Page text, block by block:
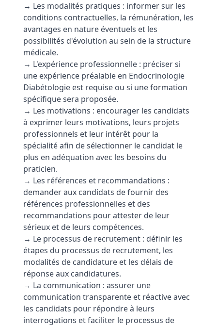
→ Les modalités pratiques : informer sur les
conditions contractuelles, la rémunération, les
avantages en nature éventuels et les
possibilités d'évolution au sein de la structure
médicale.
→ L'expérience professionnelle : préciser si
une expérience préalable en Endocrinologie
Diabétologie est requise ou si une formation
spécifique sera proposée.
→ Les motivations : encourager les candidats
à exprimer leurs motivations, leurs projets
professionnels et leur intérêt pour la
spécialité afin de sélectionner le candidat le
plus en adéquation avec les besoins du
praticien.
→ Les références et recommandations :
demander aux candidats de fournir des
références professionnelles et des
recommandations pour attester de leur
sérieux et de leurs compétences.
→ Le processus de recrutement : définir les
étapes du processus de recrutement, les
modalités de candidature et les délais de
réponse aux candidatures.
→ La communication : assurer une
communication transparente et réactive avec
les candidats pour répondre à leurs
interrogations et faciliter le processus de